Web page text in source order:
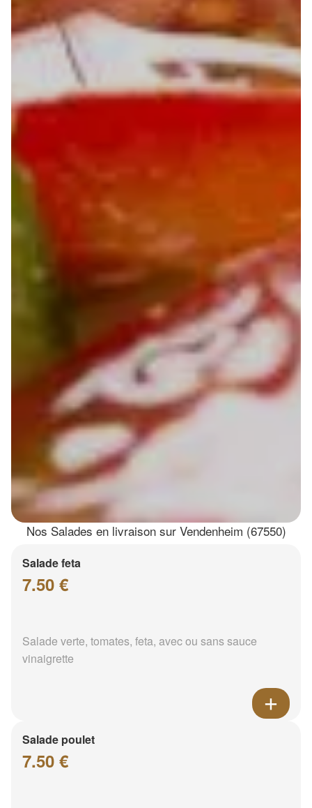
Nos Salades en livraison sur Vendenheim (67550)
Salade feta
7.50 €
Salade verte, tomates, feta, avec ou sans sauce
vinaigrette
Salade poulet
7.50 €